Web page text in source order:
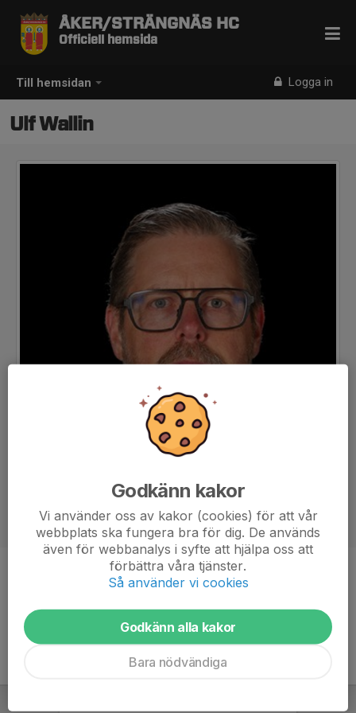
Till hemsidan Logga in
ÅKER/STRÄNGNÄS HC
Officiell hemsida
Ulf Wallin
Ordförande
Godkänn kakor
Vi använder oss av kakor (cookies) för att vår
webbplats ska fungera bra för dig. De används
även för webbanalys i syfte att hjälpa oss att
förbättra våra tjänster.
Så använder vi cookies
Godkänn alla kakor
Bara nödvändiga